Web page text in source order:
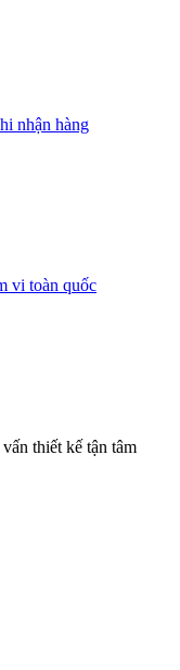
nhận hàng
vi toàn quốc
thiết kế tận tâm